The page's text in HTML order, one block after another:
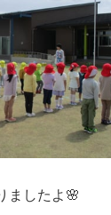
ましたよ🌸